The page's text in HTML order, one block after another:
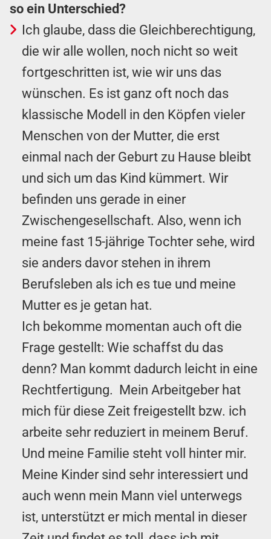
so ein Unterschied?
Ich glaube, dass die Gleichberechtigung,
die wir alle wollen, noch nicht so weit
fortgeschritten ist, wie wir uns das
wünschen. Es ist ganz oft noch das
klassische Modell in den Köpfen vieler
Menschen von der Mutter, die erst
einmal nach der Geburt zu Hause bleibt
und sich um das Kind kümmert. Wir
befinden uns gerade in einer
Zwischengesellschaft. Also, wenn ich
meine fast 15-jährige Tochter sehe, wird
sie anders davor stehen in ihrem
Berufsleben als ich es tue und meine
Mutter es je getan hat.
Ich bekomme momentan auch oft die
Frage gestellt: Wie schaffst du das
denn? Man kommt dadurch leicht in eine
Rechtfertigung. Mein Arbeitgeber hat
mich für diese Zeit freigestellt bzw. ich
arbeite sehr reduziert in meinem Beruf.
Und meine Familie steht voll hinter mir.
Meine Kinder sind sehr interessiert und
auch wenn mein Mann viel unterwegs
ist, unterstützt er mich mental in dieser